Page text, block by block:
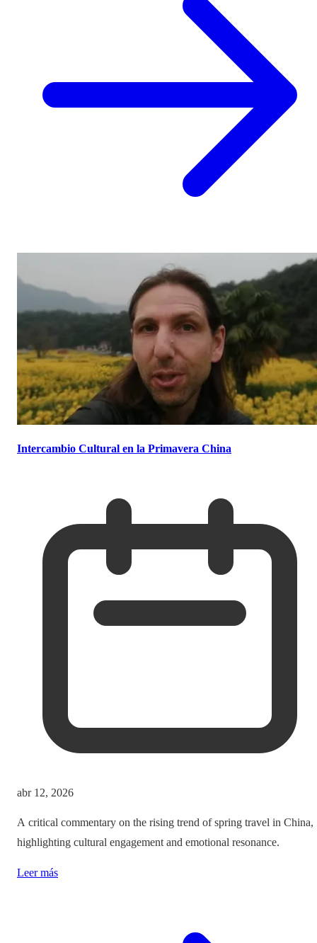
Intercambio Cultural en la Primavera China
abr 12, 2026
A critical commentary on the rising trend of spring travel in China,
highlighting cultural engagement and emotional resonance.
Leer más